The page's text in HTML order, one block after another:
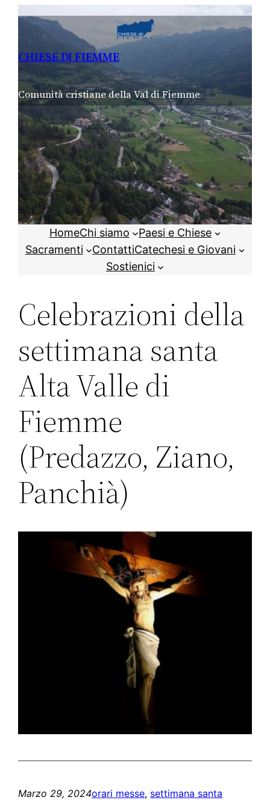
CHIESE DI FIEMME
Comunità cristiane della Val di Fiemme
HomeChi siamo
Paesi e Chiese
Sacramenti
ContattiCatechesi e Giovani
Sostienici
Celebrazioni della
settimana santa
Alta Valle di
Fiemme
(Predazzo, Ziano,
Panchià)
Marzo 29, 2024orari messe, settimana santa